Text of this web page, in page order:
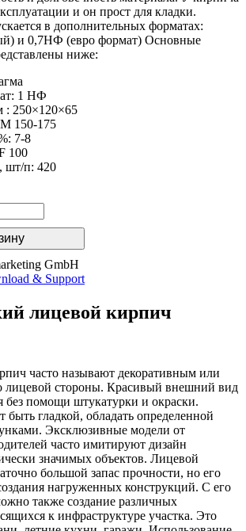
и он прост для кладки.
в дополнительных форматах:
и 0,7НФ (евро формат) Основные
ниже:
: 1 НФ
: 250×120×65
М 150-175
: 7-8
100
шт/п: 420
GmbH
& Support
лицевой кирпич
часто называют декоративным или
лицевой стороны. Красивый внешний вид
без помощи штукатурки и окраски.
быть гладкой, обладать определенной
Эксклюзивные модели от
часто имитируют дизайн
значимых объектов. Лицевой
большой запас прочности, но его
нагруженных конструкций. С его
также создание различных
к инфраструктуре участка. Это